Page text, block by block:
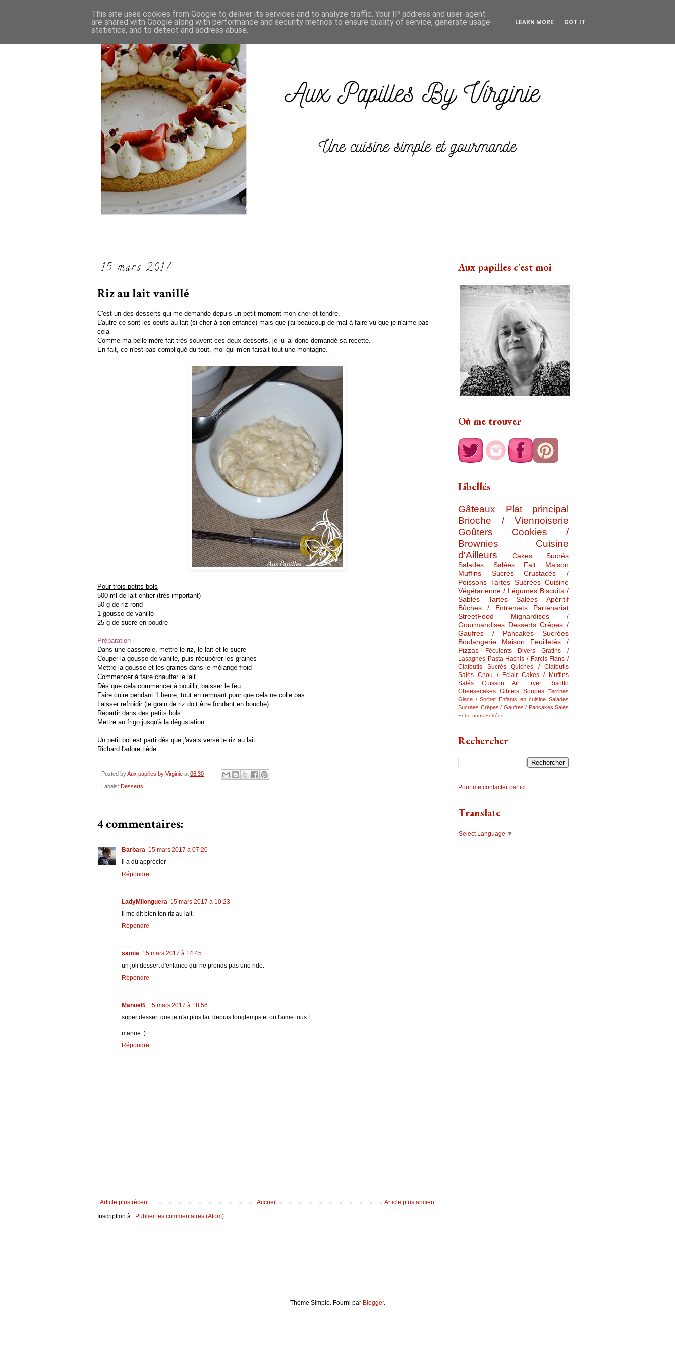
15 mars 2017
Riz au lait vanillé
C'est un des desserts qui me demande depuis un petit moment mon cher et tendre.
L'autre ce sont les oeufs au lait (si cher à son enfance) mais que j'ai beaucoup de mal à faire vu que je n'aime pas
cela
Comme ma belle-mère fait très souvent ces deux desserts, je lui ai donc demandé sa recette.
En fait, ce n'est pas compliqué du tout, moi qui m'en faisait tout une montagne.
Pour trois petits bols
500 ml de lait entier (très important)
50 g de riz rond
1 gousse de vanille
25 g de sucre en poudre
Préparation
Dans une casserole, mettre le riz, le lait et le sucre
Couper la gousse de vanille, puis récupérer les graines
Mettre la gousse et les graines dans le mélange froid
Commencer à faire chauffer le lait
Dès que cela commencer à bouillir, baisser le feu
Faire cuire pendant 1 heure, tout en remuant pour que cela ne colle pas
Laisser refroidir (le grain de riz doit être fondant en bouche)
Répartir dans des petits bols
Mettre au frigo jusqu'à la dégustation
Un petit bol est parti dès que j'avais versé le riz au lait.
Richard l'adore tiède
Posted byAux papilles by Virginie at 06:30
Labels: Desserts
4 commentaires:
Barbara 15 mars 2017 à 07:20
il a dû apprécier
Répondre
LadyMilonguera 15 mars 2017 à 10:23
Il me dit bien ton riz au lait.
Répondre
samia 15 mars 2017 à 14:45
un joli dessert d'enfance qui ne prends pas une ride.
Répondre
ManueB 15 mars 2017 à 18:56
super dessert que je n'ai plus fait depuis longtemps et on l'aime tous !
manue :)
Répondre
Article plus récent Article plus ancien
Accueil
Inscription à : Publier les commentaires (Atom)
Aux papilles c'est moi
Où me trouver
Libellés
Gâteaux
Plat principal
Brioche / Viennoiserie
Goûters
Cookies /
Brownies
Cuisine
d'Ailleurs
Cakes Sucrés
Salades Salées
Fait Maison
Muffins Sucrés
Crustacés /
Poissons Tartes Sucrées Cuisine
Végétarienne / Légumes Biscuits /
Sablés
Tartes Salées
Apéritif
Bûches / Entremets
Partenariat
StreetFood
Mignardises /
Gourmandises Desserts Crêpes /
Gaufres / Pancakes Sucrées
Boulangerie Maison
Feuilletés /
Pizzas
Féculents Divers
Gratins /
Lasagnes Pasta Hachis / Farcis Flans /
Clafoutis Sucrés
Quiches / Clafoutis
Salés Chou / Eclair Cakes / Muffins
Salés
Cuisson Air Fryer
Risotto
Cheesecakes Gibiers Soupes
Terrines
Glace / Sorbet Enfants en cuisine Salades
Sucrées Crêpes / Gaufres / Pancakes Salés
Entre nous Entrées
Rechercher
Pour me contacter par ici
Translate
Select Language ▼
Thème Simple. Fourni par Blogger.
This site uses cookies from Google to deliver its services and to analyze traffic. Your IP address and user-agent
are shared with Google along with performance and security metrics to ensure quality of service, generate usage
statistics, and to detect and address abuse.
LEARN MORE GOT IT